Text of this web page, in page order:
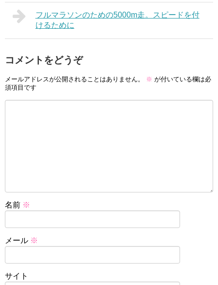
フルマラソンのための5000m走。スピードを付
けるために
コメントをどうぞ
メールアドレスが公開されることはありません。 ※ が付いている欄は必
須項目です
名前 ※
メール ※
サイト